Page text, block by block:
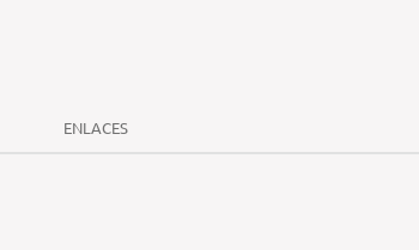
ENLACES